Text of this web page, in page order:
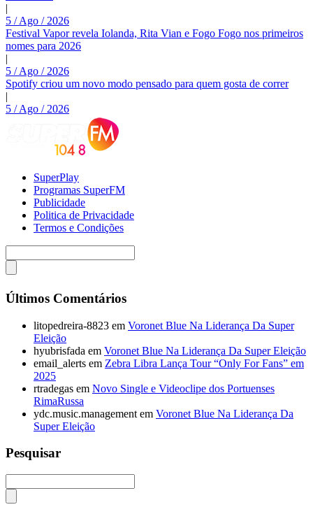
|
5 / Ago / 2026
Festival Vapor revela Iolanda, Rita Vian e Fogo Fogo nos primeiros
nomes para 2026
|
5 / Ago / 2026
Spotify criou um novo modo pensado para quem gosta de correr
|
5 / Ago / 2026
SuperPlay
Programas SuperFM
Publicidade
Politica de Privacidade
Termos e Condições
Últimos Comentários
litopedreira-8823 em Voronet Blue Na Liderança Da Super
Eleição
hyubrisfada em Voronet Blue Na Liderança Da Super Eleição
email_alerts em Zebra Libra Lança Tour “Only For Fans” em
2025
rtradegas em Novo Single e Videoclipe dos Portuenses
RimaRussa
ydc.music.management em Voronet Blue Na Liderança Da
Super Eleição
Pesquisar